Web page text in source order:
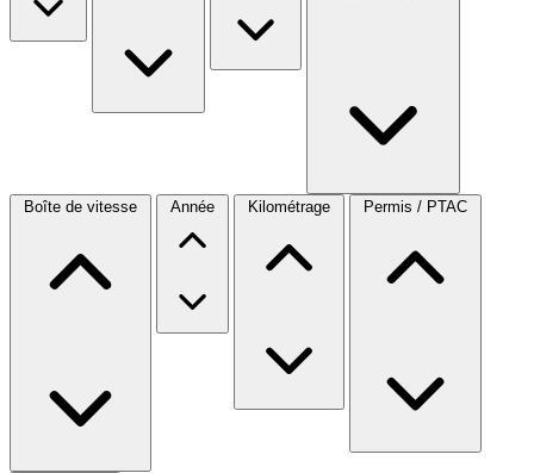
Boîte de vitesse Année Kilométrage Permis / PTAC